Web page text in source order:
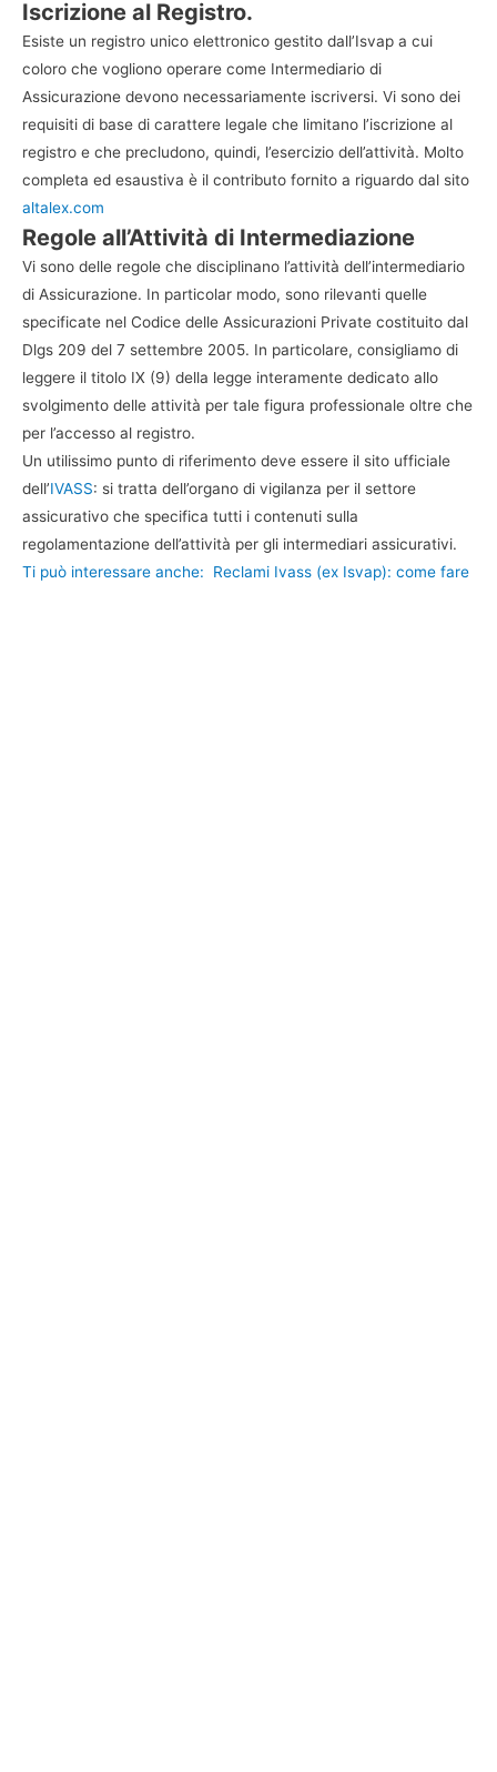
Iscrizione al Registro.
Esiste un registro unico elettronico gestito dall’Isvap a cui
coloro che vogliono operare come Intermediario di
Assicurazione devono necessariamente iscriversi. Vi sono dei
requisiti di base di carattere legale che limitano l’iscrizione al
registro e che precludono, quindi, l’esercizio dell’attività. Molto
completa ed esaustiva è il contributo fornito a riguardo dal sito
altalex.com
Regole all’Attività di Intermediazione
Vi sono delle regole che disciplinano l’attività dell’intermediario
di Assicurazione. In particolar modo, sono rilevanti quelle
specificate nel Codice delle Assicurazioni Private costituito dal
Dlgs 209 del 7 settembre 2005. In particolare, consigliamo di
leggere il titolo IX (9) della legge interamente dedicato allo
svolgimento delle attività per tale figura professionale oltre che
per l’accesso al registro.
Un utilissimo punto di riferimento deve essere il sito ufficiale
dell’IVASS: si tratta dell’organo di vigilanza per il settore
assicurativo che specifica tutti i contenuti sulla
regolamentazione dell’attività per gli intermediari assicurativi.
Ti può interessare anche:
Reclami Ivass (ex Isvap): come fare